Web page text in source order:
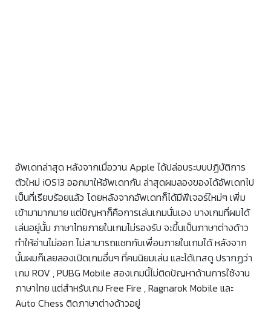
อัพเดทล่าสุด หลังจากเมื่อวาน Apple ได้ปล่อบระบบปฏิบัติการ
ตัวใหม่ iOS13 ออกมาให้อัพเดทกัน ล่าสุดผมลองของได้อัพเดทไป
เป็นที่เรียบร้อยแล้ว โดยหลังจากอัพเดทก็ได้มีฟีเจอร์ใหม่ๆ เพิ่ม
เข้ามามากมาย แต่ปัญหาก็คือการเล่นเกมนั่นเอง บางเกมที่ผมได้
เล่นอยู่นั้น ภาษาไทยภายในเกมไม่รองรับ จะขึ้นเป็นภาษาต่างด้าว
ทำให้อ่านไม่ออก ไม่สามารถแชทกับเพื่อนภายในเกมได้ หลังจาก
นั้นผมก็เลยลองเปิดเกมอื่นๆ ที่คนนิยมเล่น และได้เทสดู ปรากฏว่า
เกม ROV , PUBG Mobile สองเกมนี้ไม่ติดปัญหาด้านการใช้งาน
ภาษาไทย แต่สำหรับเกม Free Fire , Ragnarok Mobile และ
Auto Chess ติดภาษาต่างด้าวอยู่